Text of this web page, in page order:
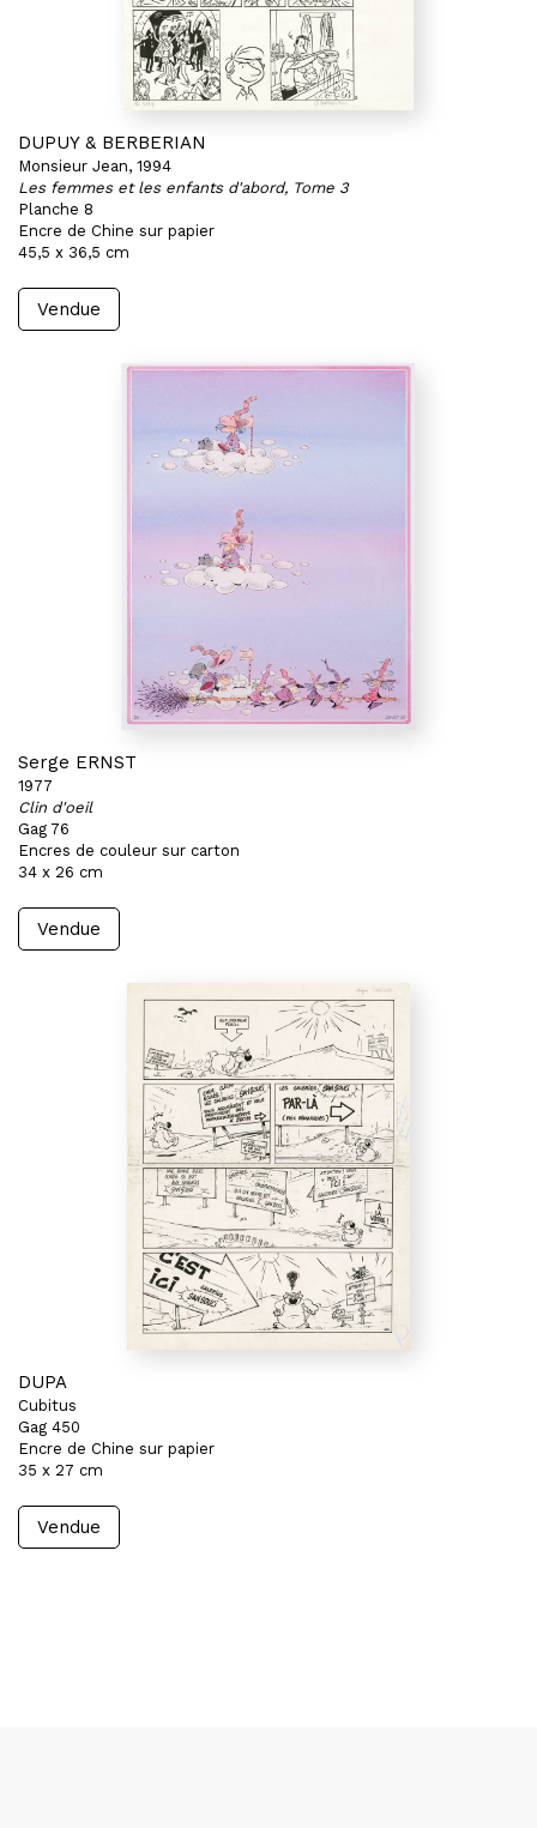
DUPUY & BERBERIAN
Monsieur Jean, 1994
Les femmes et les enfants d'abord, Tome 3
Planche 8
Encre de Chine sur papier
45,5 x 36,5 cm
Vendue
Serge ERNST
1977
Clin d'oeil
Gag 76
Encres de couleur sur carton
34 x 26 cm
Vendue
DUPA
Cubitus
Gag 450
Encre de Chine sur papier
35 x 27 cm
Vendue